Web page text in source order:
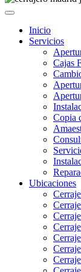
Inicio
Servicios
Cajas
Copia
Ubicaciones